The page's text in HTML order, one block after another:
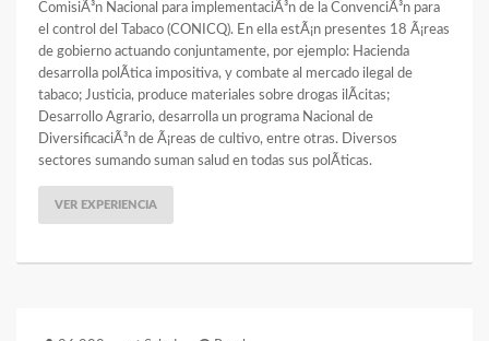
ComisiÃ³n Nacional para implementaciÃ³n de la ConvenciÃ³n para
el control del Tabaco (CONICQ). En ella estÃ¡n presentes 18 Ã¡reas
de gobierno actuando conjuntamente, por ejemplo: Hacienda
desarrolla polÃ­tica impositiva, y combate al mercado ilegal de
tabaco; Justicia, produce materiales sobre drogas ilÃ­citas;
Desarrollo Agrario, desarrolla un programa Nacional de
DiversificaciÃ³n de Ã¡reas de cultivo, entre otras. Diversos
sectores sumando suman salud en todas sus polÃ­ticas.
VER EXPERIENCIA